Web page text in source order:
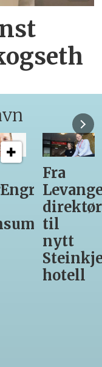
12
får
være
med
Asko